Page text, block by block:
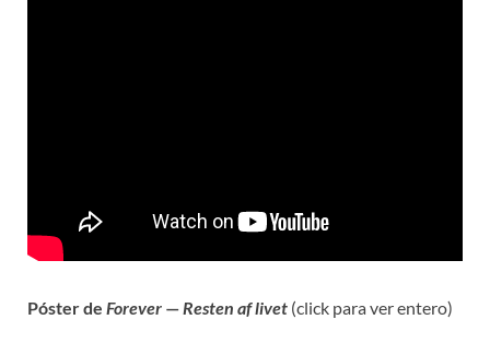
Póster de Forever —Resten af livet (click para ver entero)